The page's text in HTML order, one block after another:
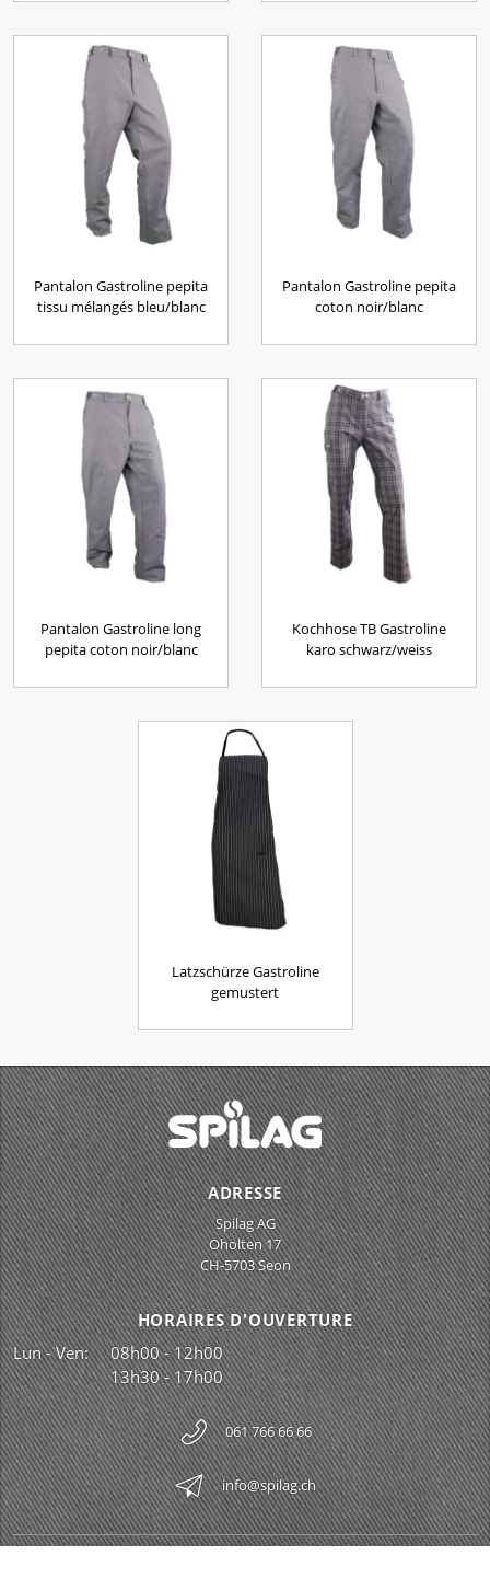
Pantalon Gastroline pepita
tissu mélangés bleu/blanc
Pantalon Gastroline pepita
coton noir/blanc
Pantalon Gastroline long
pepita coton noir/blanc
Kochhose TB Gastroline
karo schwarz/weiss
Latzschürze Gastroline
gemustert
ADRESSE
Spilag AG
Oholten 17
CH-5703 Seon
HORAIRES D'OUVERTURE
Lun - Ven:
08h00 - 12h00
13h30 - 17h00
061 766 66 66
info@spilag.ch